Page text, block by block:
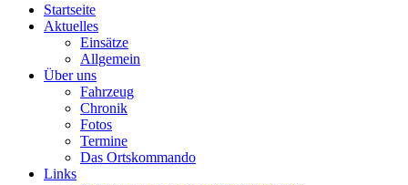
Startseite
Aktuelles
Einsätze
Allgemein
Über uns
Fahrzeug
Chronik
Fotos
Termine
Das Ortskommando
Links